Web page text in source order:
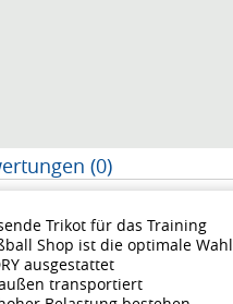
(0)
Trikot für das Training
Shop ist die optimale Wahl
ausgestattet
transportiert